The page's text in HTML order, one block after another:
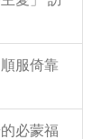
服倚靠
必蒙福